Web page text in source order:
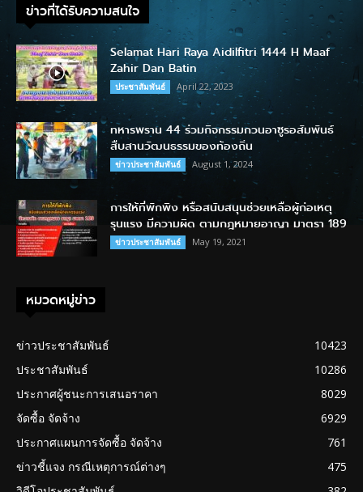
ข่าวที่ได้รับความสนใจ
Selamat Hari Raya Aidilfitri 1444 H Maaf
Zahir Dan Batin
ประชาสัมพันธ์ April 22, 2023
ทหารพราน 44 ร่วมกิจกรรมกวนอาซูรอสัมพันธ์
สืบสานวัฒนธรรมของท้องถิ่น
ข่าวประชาสัมพันธ์ August 1, 2024
การให้ที่พักพิง หรือสนับสนุนช่วยเหลือผู้ก่อเหตุ
รุนแรง มีความผิด ตามกฎหมายอาญา มาตรา 189
ข่าวประชาสัมพันธ์ May 19, 2021
หมวดหมู่ข่าว
ข่าวประชาสัมพันธ์
10423
ประชาสัมพันธ์
10286
ประกาศผู้ชนะการเสนอราคา
8029
จัดซื้อ จัดจ้าง
6929
ประกาศแผนการจัดซื้อ จัดจ้าง
761
ข่าวชี้แจง กรณีเหตุการณ์ต่างๆ
475